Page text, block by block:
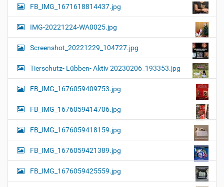
FB_IMG_1671618814437.jpg
IMG-20221224-WA0025.jpg
Screenshot_20221229_104727.jpg
Tierschutz- Lübben- Aktiv 20230206_193353.jpg
FB_IMG_1676059409753.jpg
FB_IMG_1676059414706.jpg
FB_IMG_1676059418159.jpg
FB_IMG_1676059421389.jpg
FB_IMG_1676059425559.jpg